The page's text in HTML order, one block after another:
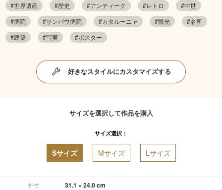
#世界遺産
#歴史 #アンティーク #レトロ
#中世
#病院
#サンパウ病院 #カタルーニャ #観光
#名所
#建築
#写実 #ポスター
好きなスタイルにカスタマイズする
サイズを選択して作品を購入
サイズ選択：
Sサイズ Mサイズ Lサイズ
外寸 31.1 × 24.0 cm